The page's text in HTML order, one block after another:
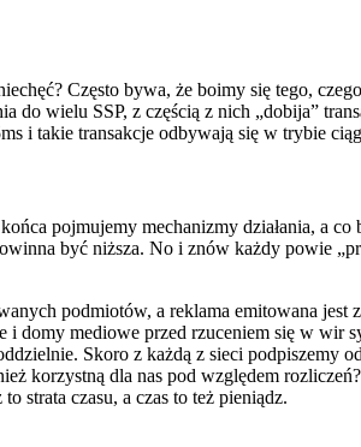
Często bywa, że boimy się tego,
wielu SSP, z częścią z nich „dobija”
i takie transakcje odbywają się w trybie
pojmujemy mechanizmy działania, a co
być niższa. No i znów każdy powie
podmiotów, a reklama emitowana jest
domy mediowe przed rzuceniem się w wir
Skoro z każdą z sieci podpiszemy
korzystną dla nas pod względem
strata czasu, a czas to też pieniądz.